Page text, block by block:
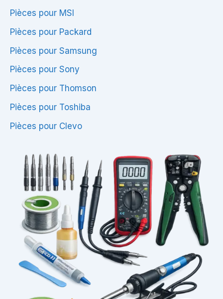
Pièces pour MSI
Pièces pour Packard
Pièces pour Samsung
Pièces pour Sony
Pièces pour Thomson
Pièces pour Toshiba
Pièces pour Clevo